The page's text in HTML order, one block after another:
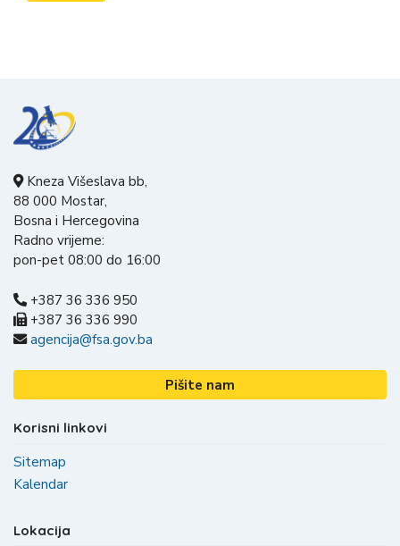
Kneza Višeslava bb,
88 000 Mostar,
Bosna i Hercegovina
Radno vrijeme:
pon-pet 08:00 do 16:00
+387 36 336 950
+387 36 336 990
agencija@fsa.gov.ba
Pišite nam
Korisni linkovi
Sitemap
Kalendar
Lokacija